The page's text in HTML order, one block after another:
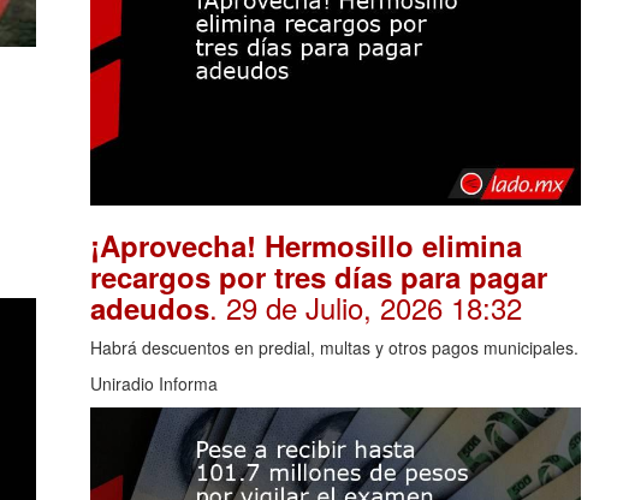
¡Aprovecha! Hermosillo elimina
recargos por tres días para pagar
adeudos. 29 de Julio, 2026 18:32
Habrá descuentos en predial, multas y otros pagos municipales.
Uniradio Informa